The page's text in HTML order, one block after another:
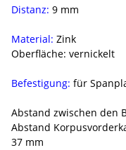
Distanz: 9 mm
Material: Zink
Oberfläche: vernickelt
Befestigung: für
Abstand zwischen den
Abstand
37 mm